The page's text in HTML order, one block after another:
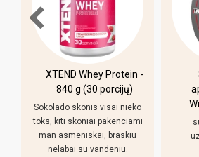
Smiginio taikinio
apšvietimo sistema
Winmau Polaris 120°
superinis dalykas,
uzmaciau, isigijau,
patenkintas!..